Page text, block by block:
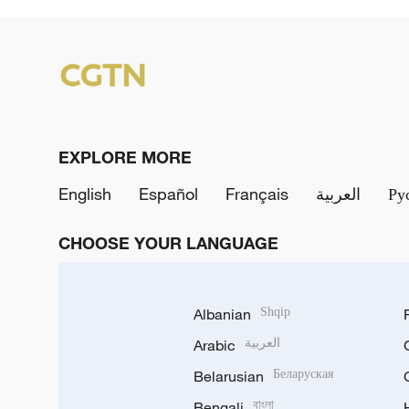
EXPLORE MORE
English
Español Français العربية
CHOOSE YOUR LANGUAGE
Albanian Shqip
Arabic العربية
Belarusian Беларуская
বাংলা